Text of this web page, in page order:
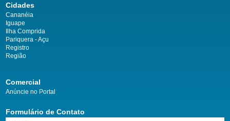
Cidades
Cananéia
Iguape
Ilha Comprida
Pariquera - Açu
Registro
Região
Comercial
Anúncie no Portal
Formulário de Contato